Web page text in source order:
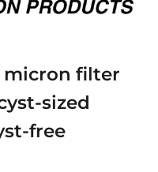
micron filter
sized
free